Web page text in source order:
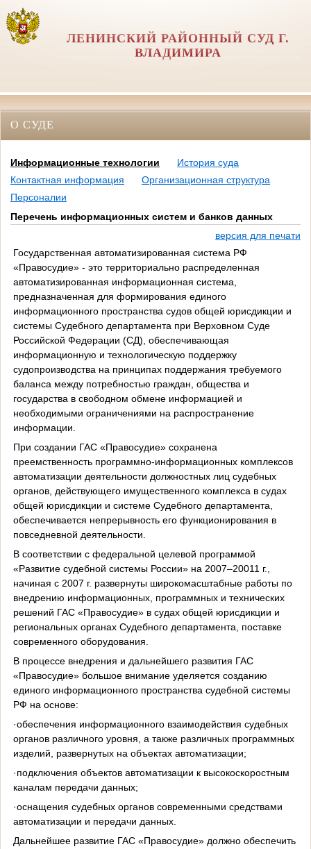
ЛЕНИНСКИЙ РАЙОННЫЙ СУД Г.
ВЛАДИМИРА
О СУДЕ
Информационные технологии
История суда
Контактная информация
Организационная структура
Персоналии
Перечень информационных систем и банков данных
версия для печати
Государственная автоматизированная система РФ
«Правосудие» - это территориально распределенная
автоматизированная информационная система,
предназначенная для формирования единого
информационного пространства судов общей юрисдикции и
системы Судебного департамента при Верховном Суде
Российской Федерации (СД), обеспечивающая
информационную и технологическую поддержку
судопроизводства на принципах поддержания требуемого
баланса между потребностью граждан, общества и
государства в свободном обмене информацией и
необходимыми ограничениями на распространение
информации.
При создании ГАС «Правосудие» сохранена
преемственность программно-информационных комплексов
автоматизации деятельности должностных лиц судебных
органов, действующего имущественного комплекса в судах
общей юрисдикции и системе Судебного департамента,
обеспечивается непрерывность его функционирования в
повседневной деятельности.
В соответствии с федеральной целевой программой
«Развитие судебной системы России» на 2007–20011 г.,
начиная с 2007 г. развернуты широкомасштабные работы по
внедрению информационных, программных и технических
решений ГАС «Правосудие» в судах общей юрисдикции и
региональных органах Судебного департамента, поставке
современного оборудования.
В процессе внедрения и дальнейшего развития ГАС
«Правосудие» большое внимание уделяется созданию
единого информационного пространства судебной системы
РФ на основе:
·обеспечения информационного взаимодействия судебных
органов различного уровня, а также различных программных
изделий, развернутых на объектах автоматизации;
·подключения объектов автоматизации к высокоскоростным
каналам передачи данных;
·оснащения судебных органов современными средствами
автоматизации и передачи данных.
Дальнейшее развитие ГАС «Правосудие» должно обеспечить